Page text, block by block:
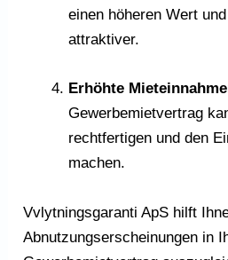
einen höheren Wert
attraktiver.
Erhöhte
Gewerbemietvertrag
rechtfertigen und den
machen.
Vvlytningsgaranti ApS hilft
Abnutzungserscheinungen in